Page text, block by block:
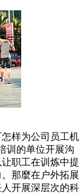
样为公司员工机
训的单位开展沟
职工在训炼中提
那麼在户外拓展
开展深层次的科